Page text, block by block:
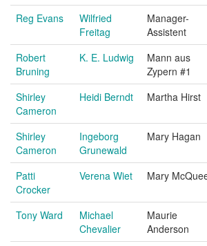
Reg Evans
Wilfried
Freitag
Manager-
Assistent
Robert
Bruning
K. E. Ludwig
Mann aus
Zypern #1
Shirley
Cameron
Heidi Berndt Martha Hirst
Shirley
Cameron
Ingeborg
Grunewald
Mary Hagan
Patti
Crocker
Verena Wiet Mary
Tony Ward
Michael
Chevalier
Maurie
Anderson